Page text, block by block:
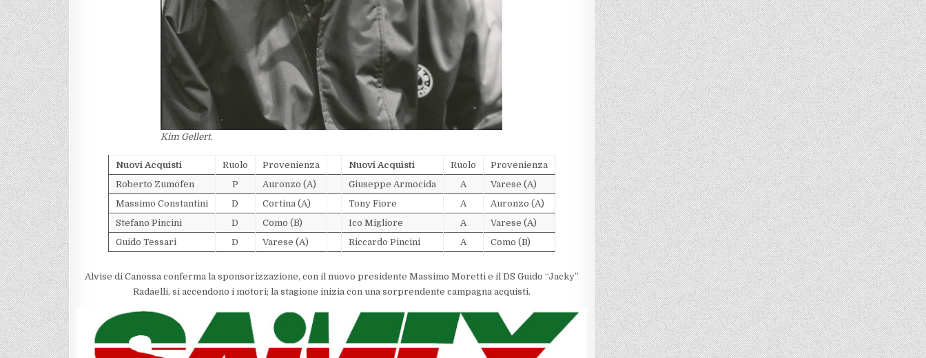
Kim Gellert.
Nuovi Acquisti Ruolo Provenienza Nuovi Acquisti Ruolo
Provenienza
Roberto Zumofen
P Auronzo (A) Giuseppe Armocida A
Varese (A)
Massimo Constantini
D Cortina (A) Tony Fiore A
Auronzo (A)
Stefano Pincini
D Como (B) Ico Migliore A
Varese (A)
Guido Tessari
D Varese (A) Riccardo Pincini A Como (B)
Alvise di Canossa conferma la sponsorizzazione, con il nuovo presidente Massimo Moretti e il DS Guido “Jacky”
Radaelli, si accendono i motori; la stagione inizia con una sorprendente campagna acquisti.